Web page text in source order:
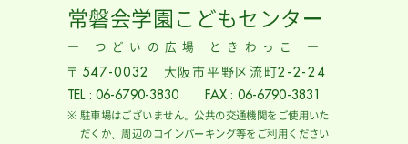
常磐会学園こどもセンター
ー つどいの広場 ときわっこ ー
〒547-0032 大阪市平野区流町2-2-24
TEL : 06-6790-3830 FAX : 06-6790-3831
駐車場はございません。公共の交通機関をご使用いた
だくか、周辺のコインパーキング等をご利用ください